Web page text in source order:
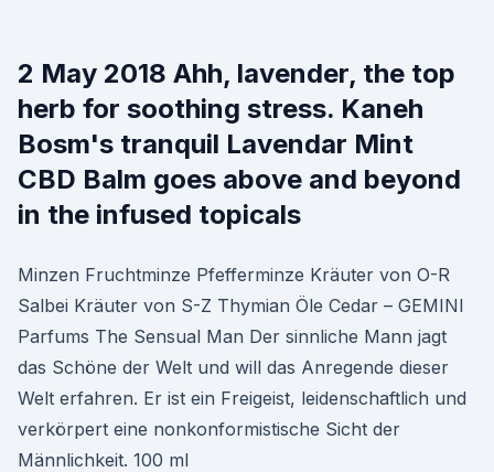
2 May 2018 Ahh, lavender, the top
herb for soothing stress. Kaneh
Bosm's tranquil Lavendar Mint
CBD Balm goes above and beyond
in the infused topicals
Minzen Fruchtminze Pfefferminze Kräuter von O-R
Salbei Kräuter von S-Z Thymian Öle Cedar – GEMINI
Parfums The Sensual Man Der sinnliche Mann jagt
das Schöne der Welt und will das Anregende dieser
Welt erfahren. Er ist ein Freigeist, leidenschaftlich und
verkörpert eine nonkonformistische Sicht der
Männlichkeit. 100 ml